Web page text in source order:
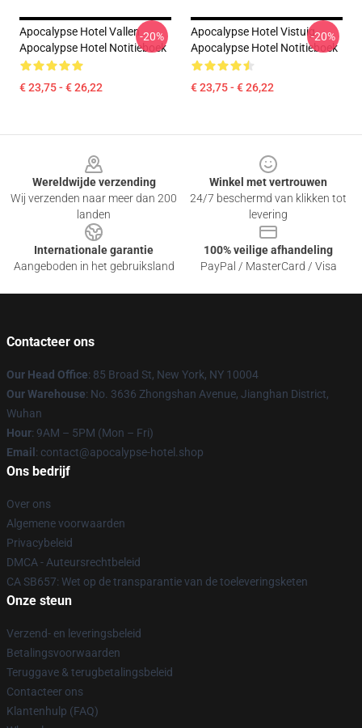
Apocalypse Hotel Vallen
Apocalypse Hotel Notitieboek
€ 23,75 - € 26,22
-20%
Apocalypse Hotel Vistuig
Apocalypse Hotel Notitieboek
€ 23,75 - € 26,22
-20%
Wereldwijde verzending
Wij verzenden naar meer dan 200
landen
Winkel met vertrouwen
24/7 beschermd van klikken tot
levering
Internationale garantie
Aangeboden in het gebruiksland
100% veilige afhandeling
PayPal / MasterCard / Visa
Contacteer ons
Our Head Office: 85 Broad St, New York, NY 10004
Our Warehouse: No. 3636 Zhongshan Avenue, Jianghan District,
Wuhan
Hour: 9AM – 5PM (Mon – Fri)
Email : contact@apocalypse-hotel.shop
Ons bedrijf
Over ons
Algemene voorwaarden
Privacybeleid
DMCA - Auteursrechtbeleid
CA SB657: Wet op de transparantie van de toeleveringsketen
Onze steun
Verzend- en leveringsbeleid
Betalingsvoorwaarden
Teruggave & terugbetalingsbeleid
Contacteer ons
Klantenhulp (FAQ)